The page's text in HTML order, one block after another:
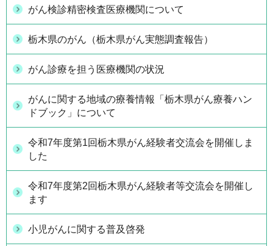
がん検診精密検査医療機関について
栃木県のがん（栃木県がん実態調査報告）
がん診療を担う医療機関の状況
がんに関する地域の療養情報「栃木県がん療養ハン
ドブック」について
令和7年度第1回栃木県がん経験者交流会を開催しま
した
令和7年度第2回栃木県がん経験者等交流会を開催し
ます
小児がんに関する普及啓発